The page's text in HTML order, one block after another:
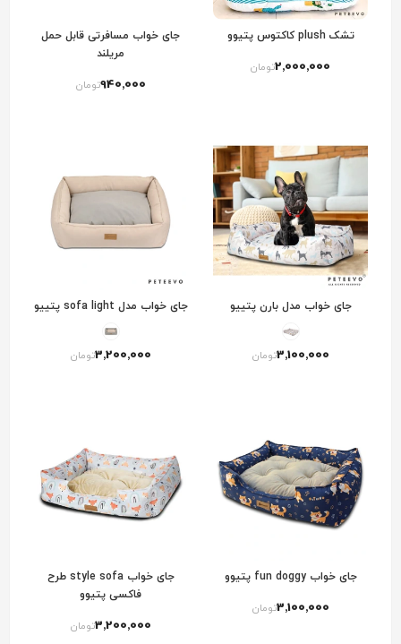
تشک plush کاکتوس پتیوو
2٬000٬000تومان
جای خواب مسافرتی قابل حمل
مریلند
940٬000تومان
جای خواب مدل بارن پتییو
3٬100٬000تومان
جای خواب مدل sofa light پتییو
3٬200٬000تومان
جای خواب fun doggy پتیوو
3٬100٬000تومان
جای خواب style sofa طرح
فاکسی پتیوو
3٬200٬000تومان